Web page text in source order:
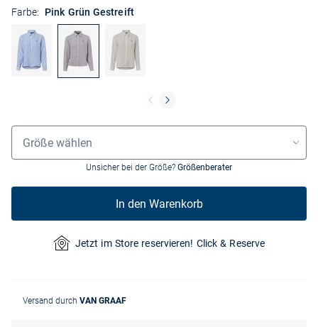
Farbe: Pink Grün Gestreift
Grössenauswahl
Größe wählen
Unsicher bei der Größe? Größenberater
In den Warenkorb
Jetzt im Store reservieren! Click & Reserve
Versand durch VAN GRAAF